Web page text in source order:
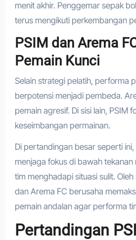
menit akhir. Penggemar sepak
terus mengikuti perkembangan
PSIM dan Arema
Pemain Kunci
Selain strategi pelatih, performa
berpotensi menjadi pembeda.
pemain agresif. Di sisi lain, PSIM
keseimbangan permainan.
Di pertandingan besar seperti
menjaga fokus di bawah
tim menghadapi situasi sulit.
dan Arema FC berusaha
pemain andalan agar performa
Pertandingan